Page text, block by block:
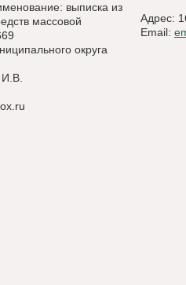
выписка из
массовой
округа
Адрес:
Email: